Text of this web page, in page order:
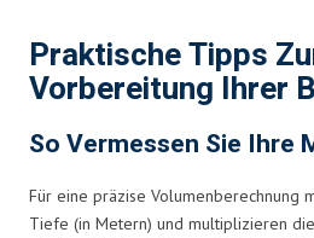
Praktische Tipps
Vorbereitung Ihrer
So Vermessen Sie Ihre
Für eine präzise Volumenberechnung
Tiefe (in Metern) und multiplizieren